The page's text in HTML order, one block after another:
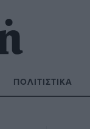
ΠΟΛΙΤΙΣΤΙΚΆ